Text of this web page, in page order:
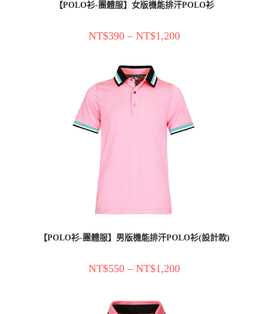
【POLO衫-團體服】女版機能排汗POLO衫
NT$390– NT$1,200
【POLO衫-團體服】男版機能排汗POLO衫(設計款)
NT$550– NT$1,200